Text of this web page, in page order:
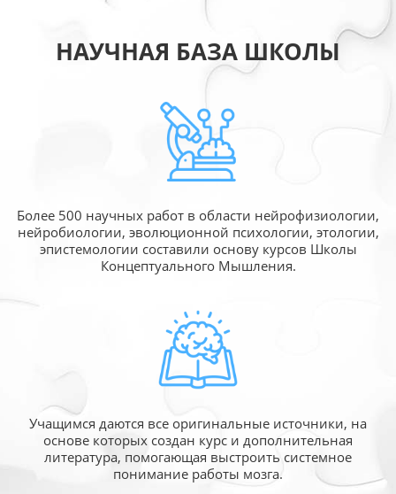
НАУЧНАЯ БАЗА ШКОЛЫ
Более 500 научных работ в области нейрофизиологии,
нейробиологии, эволюционной психологии, этологии,
эпистемологии составили основу курсов Школы
Концептуального Мышления.
Учащимся даются все оригинальные источники, на
основе которых создан курс и дополнительная
литература, помогающая выстроить системное
понимание работы мозга.